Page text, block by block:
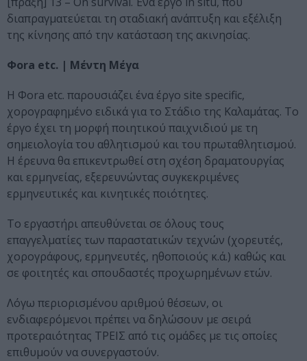
διαπραγματεύεται τη σταδιακή ανάπτυξη και εξέλιξη
της κίνησης από την κατάσταση της ακινησίας.
Φora etc. | Μέντη Μέγα
Η Φora etc. παρουσιάζει ένα έργο site specific,
χορογραφημένο ειδικά για το Στάδιο της Καλαμάτας. Το
έργο έχει τη μορφή ποιητικού παιχνιδιού με τη
σημειολογία του αθλητισμού και του πρωταθλητισμού.
Η έρευνα θα επικεντρωθεί στη σχέση δραματουργίας
και ερμηνείας, εξερευνώντας συγκεκριμένες
ερμηνευτικές και κινητικές ποιότητες.
Το εργαστήρι απευθύνεται σε όλους τους
επαγγελματίες των παραστατικών τεχνών (χορευτές,
χορογράφους, ερμηνευτές, ηθοποιούς κ.ά.) καθώς και
σε φοιτητές και σπουδαστές προχωρημένων ετών.
Λόγω περιορισμένου αριθμού θέσεων, οι
ενδιαφερόμενοι πρέπει να δηλώσουν με σειρά
προτεραιότητας ΤΡΕΙΣ από τις ομάδες με τις οποίες
επιθυμούν να συνεργαστούν.